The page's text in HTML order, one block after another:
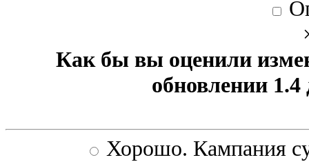
Как бы вы оценили
обновлении
Хорошо. Кампания